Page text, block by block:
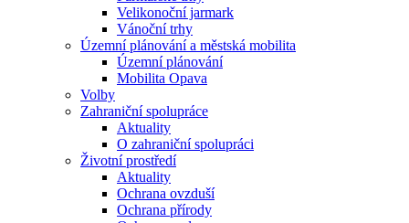
Velikonoční jarmark
Vánoční trhy
Územní plánování a městská mobilita
Územní plánování
Mobilita Opava
Volby
Zahraniční spolupráce
Aktuality
O zahraniční spolupráci
Životní prostředí
Aktuality
Ochrana ovzduší
Ochrana přírody